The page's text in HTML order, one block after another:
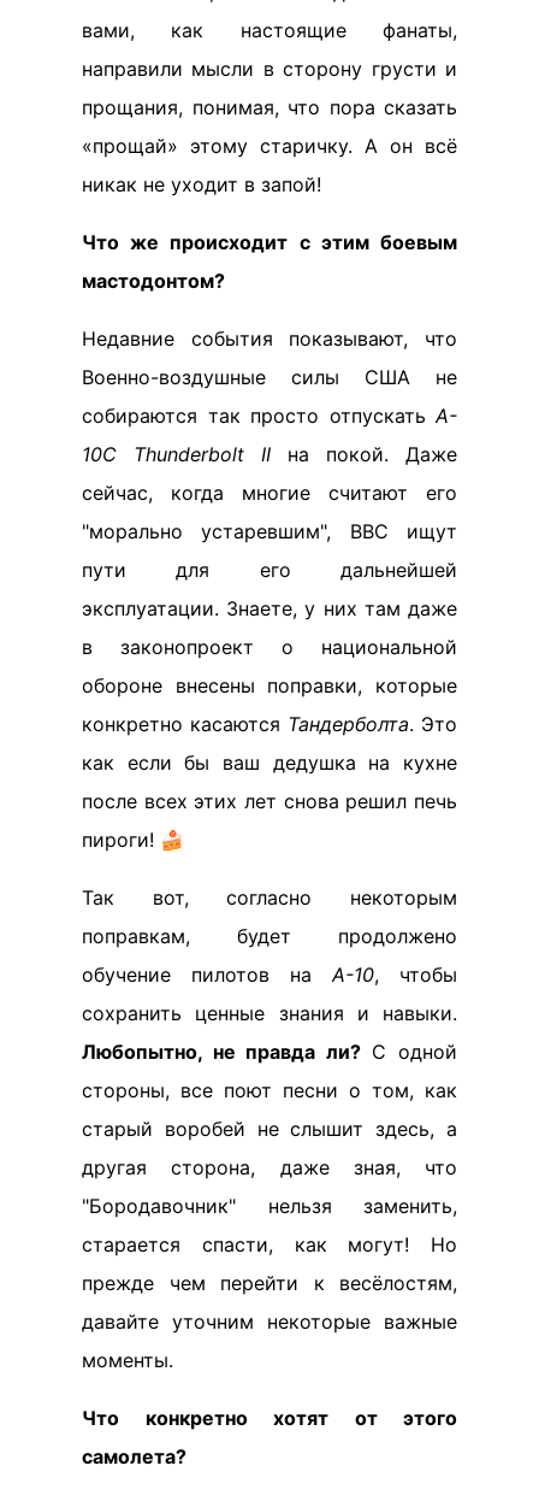
вами, как настоящие фанаты,
направили мысли в сторону грусти и
прощания, понимая, что пора сказать
«прощай» этому старичку. А он всё
никак не уходит в запой!
Что же происходит с этим боевым
мастодонтом?
Недавние события показывают, что
Военно-воздушные силы США не
собираются так просто отпускатьA-
10C Thunderbolt II на покой. Даже
сейчас, когда многие считают его
"морально устаревшим", ВВС ищут
пути для его дальнейшей
эксплуатации. Знаете, у них там даже
в законопроект о национальной
обороне внесены поправки, которые
конкретно касаются Тандерболта. Это
как если бы ваш дедушка на кухне
после всех этих лет снова решил печь
пироги! 🍰
Так вот, согласно некоторым
поправкам, будет продолжено
обучение пилотов наА-10, чтобы
сохранить ценные знания и навыки.
Любопытно, не правда ли?С одной
стороны, все поют песни о том, как
старый воробей не слышит здесь, а
другая сторона, даже зная, что
"Бородавочник" нельзя заменить,
старается спасти, как могут! Но
прежде чем перейти к весёлостям,
давайте уточним некоторые важные
моменты.
Что конкретно хотят от этого
самолета?